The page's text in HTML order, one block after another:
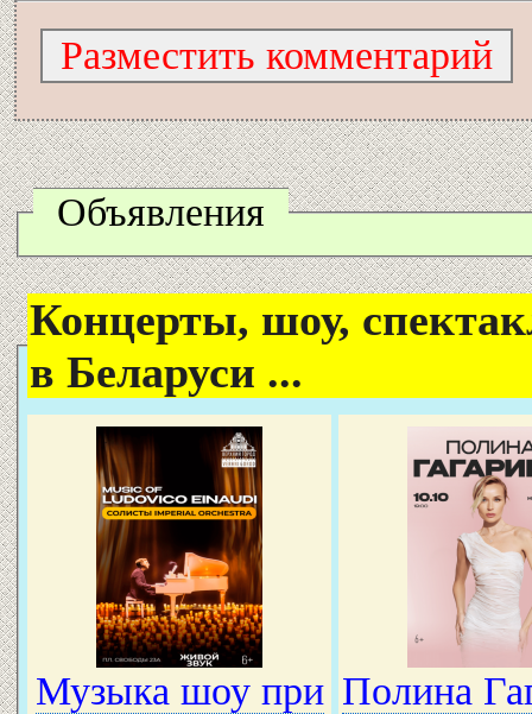
Объявления
Концерты, шоу,
в Беларуси ...
Музыка шоу при Полина